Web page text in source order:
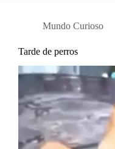
Mundo Curioso
Tarde de perros